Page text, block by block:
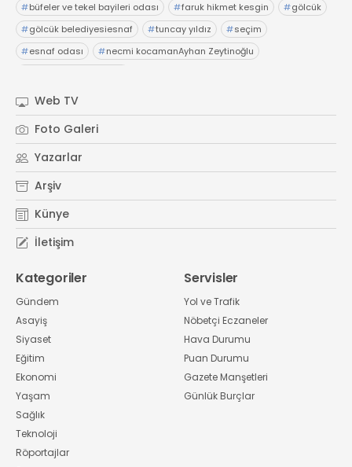
#büfeler ve tekel bayileri odası #faruk hikmet kesgin #gölcük
#gölcük belediyesiesnaf #tuncay yıldız #seçim
#esnaf odası #necmi kocamanAyhan Zeytinoğlu
Web TV
Foto Galeri
Yazarlar
Arşiv
Künye
İletişim
Kategoriler
Gündem
Asayiş
Siyaset
Eğitim
Ekonomi
Yaşam
Sağlık
Teknoloji
Röportajlar
Servisler
Yol ve Trafik
Nöbetçi Eczaneler
Hava Durumu
Puan Durumu
Gazete Manşetleri
Günlük Burçlar